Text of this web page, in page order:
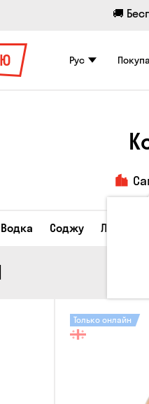
🚚
Рус
Водка Соджу Ликеры
Только онлайн